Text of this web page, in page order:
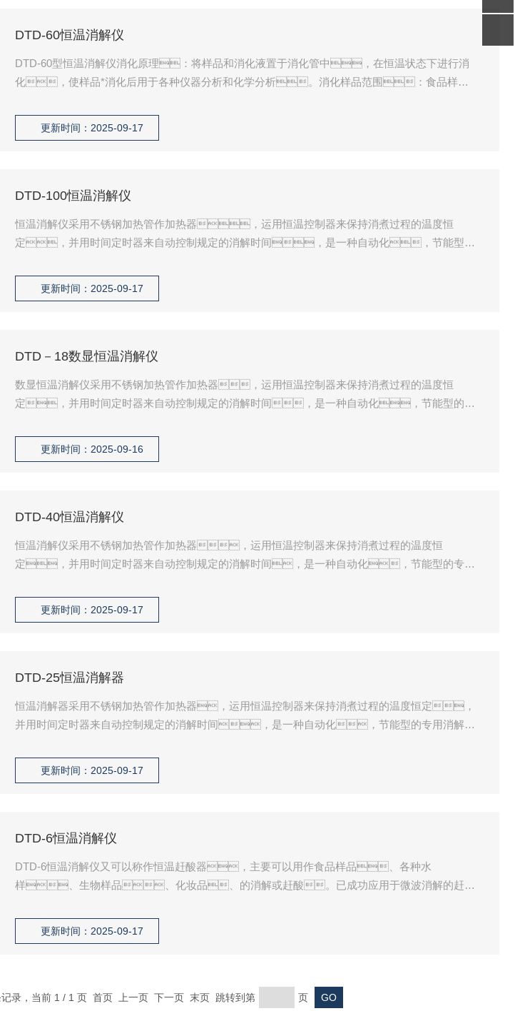
DTD-60恒温消解仪
DTD-60型恒温消解仪消化原理：将样品和消化液置于消化管中，在恒温状态下进行消
化，使样品*消化后用于各种仪器分析和化学分析。消化样品范围：食品样
更新时间：2025-09-17
DTD-100恒温消解仪
恒温消解仪采用不锈钢加热管作加热器，运用恒温控制器来保持消煮过程的温度恒
定，并用时间定时器来自动控制规定的消解时间，是一种自动化，节能型的
工、食品等部门以及高等院校、科研部门对植株、种子、饲
料、 食品、土壤、矿石等样品化学分析之前消解处理。
更新时间：2025-09-17
DTD－18数显恒温消解仪
数显恒温消解仪采用不锈钢加热管作加热器，运用恒温控制器来保持消煮过程的温度恒
定，并用时间定时器来自动控制规定的消解时间，是一种自动化，节能型的专
工、食品等部门以及高等院校、科研部门对植株、种子、饲
料、 食品、土壤、矿石等样品化学分析之前消解处理。
更新时间：2025-09-16
DTD-40恒温消解仪
恒温消解仪采用不锈钢加热管作加热器，运用恒温控制器来保持消煮过程的温度恒
定，并用时间定时器来自动控制规定的消解时间，是一种自动化，节能型的专用
工、食品等部门以及高等院校、科研部门对植株、种子、饲
料、 食品、土壤、矿石等样品化学分析之前消解处理。
更新时间：2025-09-17
DTD-25恒温消解器
恒温消解器采用不锈钢加热管作加热器，运用恒温控制器来保持消煮过程的温度恒定，
并用时间定时器来自动控制规定的消解时间，是一种自动化，节能型的专用消解设
以及高等院校、科研部门对植株、种子、饲料、 食品、土
壤、矿石等样品化学分析之前消解处理。
更新时间：2025-09-17
DTD-6恒温消解仪
DTD-6恒温消解仪又可以称作恒温赶酸器，主要可以用作食品样品、各种水
样、生物样品、化妆品、的消解或赶酸。已成功应用于微波消解的赶酸
更新时间：2025-09-17
录，当前 1 / 1 页 首页 上一页 下一页 末页 跳转到第 页